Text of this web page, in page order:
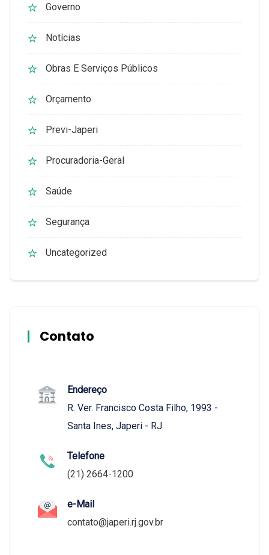
Governo
Notícias
Obras E Serviços Públicos
Orçamento
Previ-Japeri
Procuradoria-Geral
Saúde
Segurança
Uncategorized
Contato
Endereço
R. Ver. Francisco Costa Filho, 1993 -
Santa Ines, Japeri - RJ
Telefone
(21) 2664-1200
e-Mail
contato@japeri.rj.gov.br